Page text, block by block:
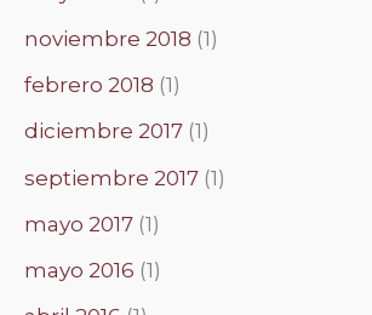
noviembre 2018 (1)
febrero 2018 (1)
diciembre 2017 (1)
septiembre 2017 (1)
mayo 2017 (1)
mayo 2016 (1)